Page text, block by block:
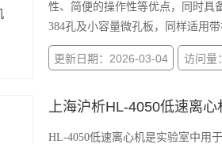
性、简便的操作性等优点，同时具
384孔及小容量微孔板，同样适用
更新日期：2026-03-04 访问量
上海沪析HL-4050低速离心
HL-4050低速离心机是实验室中用